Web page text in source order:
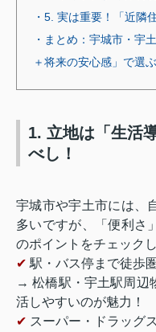
・5. 実は重要！「近隣
・まとめ：宇城市・宇
＋将来の安心感」で選ぶ
1. 立地は「生活
べし！
宇城市や宇土市には、
多いですが、「便利さ
のポイントをチェック
✔ 駅・バス停まで徒歩
→ 松橋駅・宇土駅周辺
活しやすいのが魅力！
✔ スーパー・ドラッグ